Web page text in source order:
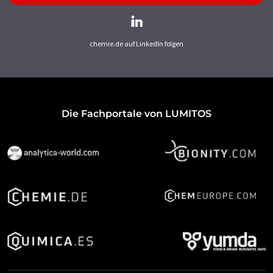
chemie.de auf LinkedIn folgen
Die Fachportale von LUMITOS